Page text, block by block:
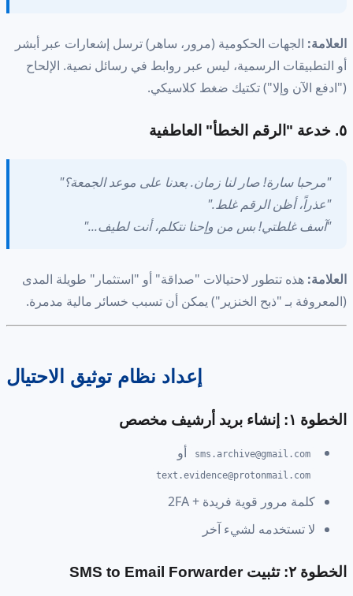
العلامة: الجهات الحكومية (مرور، ساهر) ترسل إشعارات عبر أبشر
أو التطبيقات الرسمية، ليس عبر روابط في رسائل نصية. الإلحاح
("ادفع الآن وإلا") تكتيك ضغط كلاسيكي.
٥. خدعة "الرقم الخطأ" العاطفية
"مرحبا سارة! صار لنا زمان. بعدنا على موعد الجمعة؟"
"عذراً، أظن الرقم غلط."
"آسف غلطتي! بس من وإحنا نتكلم، أنت لطيف..."
العلامة: هذه تتطور لاحتيالات "صداقة" أو "استثمار" طويلة المدى
(المعروفة بـ "ذبح الخنزير") يمكن أن تسبب خسائر مالية مدمرة.
إعداد نظام توثيق الاحتيال
الخطوة ١: إنشاء بريد أرشيف مخصص
sms.archive@gmail.com أو
text.evidence@protonmail.com
كلمة مرور قوية فريدة + 2FA
لا تستخدمه لشيء آخر
الخطوة ٢: تثبيت SMS to Email Forwarder